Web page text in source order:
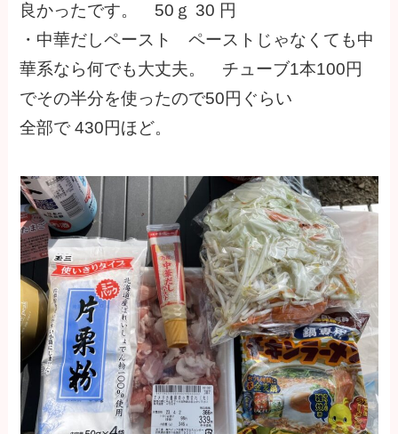
良かったです。 50ｇ 30 円
・中華だしペースト ペーストじゃなくても中
華系なら何でも大丈夫。 チューブ1本100円
でその半分を使ったので50円ぐらい
全部で 430円ほど。